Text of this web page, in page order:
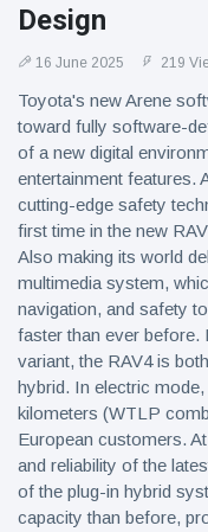
Design
16 June 2025 219
Toyota's new Arene
toward fully software-
of a new digital
entertainment features.
cutting-edge safety
first time in the new
Also making its world
multimedia system,
navigation, and safety
faster than ever before.
variant, the RAV4 is
hybrid. In electric
kilometers (WTLP
European customers.
and reliability of the
of the plug-in hybrid
capacity than before,